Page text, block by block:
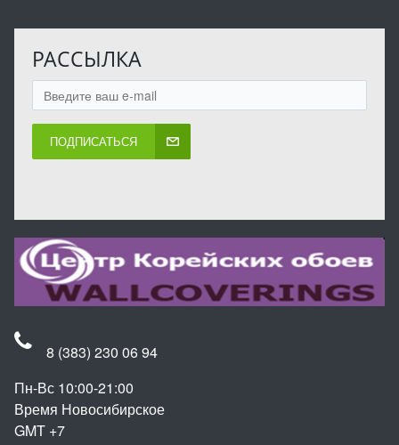
РАССЫЛКА
ПОДПИСАТЬСЯ
8 (383) 230 06 94
Пн-Вс 10:00-21:00
Время Новосибирское
GMT +7